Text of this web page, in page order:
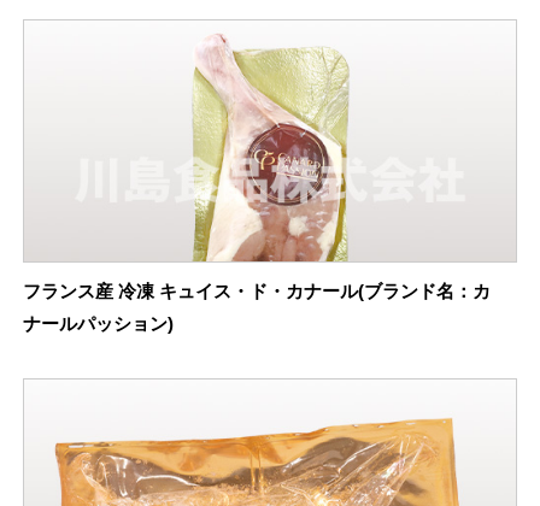
フランス産 冷凍 キュイス・ド・カナール(ブランド名：カ
ナールパッション)